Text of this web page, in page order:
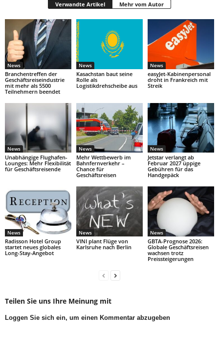
Verwandte Artikel Mehr vom Autor
News
Branchentreffen der
Geschäftsreiseindustrie
mit mehr als 5500
Teilnehmern beendet
News
Kasachstan baut seine
Rolle als
Logistikdrehscheibe aus
News
easyJet-Kabinenpersonal
droht in Frankreich mit
Streik
News
Unabhängige Flughafen-
Lounges: Mehr Flexibilität
für Geschäftsreisende
News
Mehr Wettbewerb im
Bahnfernverkehr –
Chance für
Geschäftsreisen
News
Jetstar verlangt ab
Februar 2027 üppige
Gebühren für das
Handgepäck
News
Radisson Hotel Group
startet neues globales
Long-Stay-Angebot
News
VINI plant Flüge von
Karlsruhe nach Berlin
News
GBTA-Prognose 2026:
Globale Geschäftsreisen
wachsen trotz
Preissteigerungen
Teilen Sie uns Ihre Meinung mit
Loggen Sie sich ein, um einen Kommentar abzugeben